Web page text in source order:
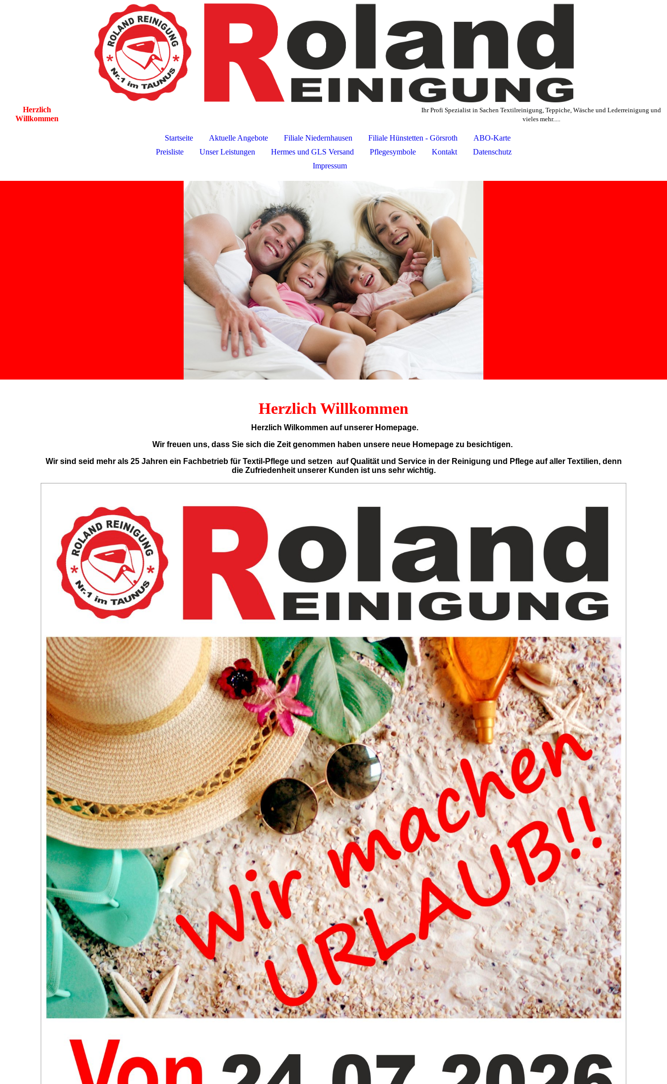
Herzlich
Willkommen
Ihr Profi Spezialist in Sachen Textilreinigung, Teppiche, Wäsche und Lederreinigung und
vieles mehr.....
Startseite Aktuelle Angebote Filiale Niedernhausen Filiale Hünstetten - Görsroth
ABO-Karte
Preisliste
Unser Leistungen Hermes und GLS Versand Pflegesymbole Kontakt
Datenschutz
Impressum
Herzlich Willkommen
Herzlich Wilkommen auf unserer Homepage.
Wir freuen uns, dass Sie sich die Zeit genommen haben unsere neue Homepage zu besichtigen.
Wir sind seid mehr als 25 Jahren ein Fachbetrieb für Textil-Pflege und setzen auf Qualität und Service in der Reinigung und Pflege auf aller Textilien, denn
die Zufriedenheit unserer Kunden ist uns sehr wichtig.